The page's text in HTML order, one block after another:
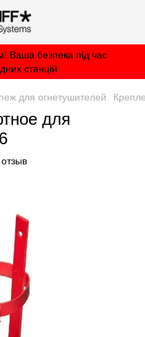
Ваша безпека під час
станцій
для огнетушителей
для